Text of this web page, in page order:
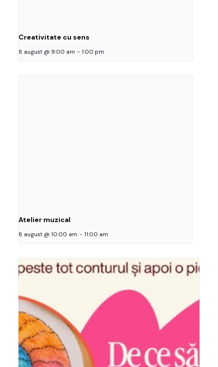
Creativitate cu sens
8 august @ 9:00 am - 1:00 pm
Atelier muzical
8 august @ 10:00 am - 11:00 am